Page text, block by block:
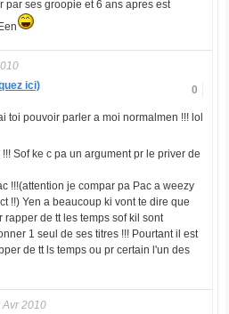
par ses groopie et 6 ans apres est
0
ici)
toi pouvoir parler a moi normalmen !!! lol
Sof ke c pa un argument pr le priver de
!!!(attention je compar pa Pac a weezy
!!) Yen a beaucoup ki vont te dire que
rapper de tt les temps sof kil sont
1 seul de ses titres !!! Pourtant il est
de tt ls temps ou pr certain l'un des
Avr 2010